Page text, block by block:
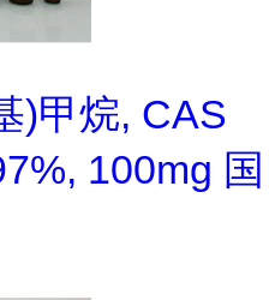
)甲烷, CAS
100mg 国